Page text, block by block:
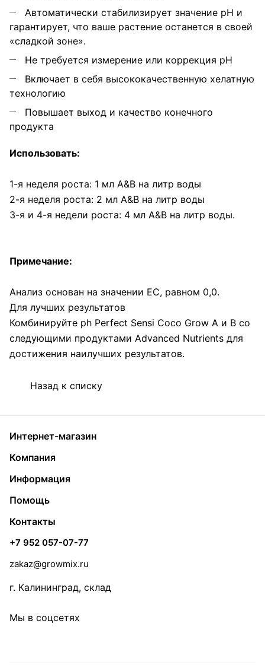
Автоматически стабилизирует значение pH и
гарантирует, что ваше растение останется в своей
«сладкой зоне».
Не требуется измерение или коррекция pH
Включает в себя высококачественную хелатную
технологию
Повышает выход и качество конечного
продукта
Использовать:
1-я неделя роста: 1 мл A&B на литр воды
2-я неделя роста: 2 мл A&B на литр воды
3-я и 4-я недели роста: 4 мл A&B на литр воды.
Примечание:
Анализ основан на значении EC, равном 0,0.
Для лучших результатов
Комбинируйте ph Perfect Sensi Coco Grow A и B со
следующими продуктами Advanced Nutrients для
достижения наилучших результатов.
Назад к списку
Интернет-магазин
Компания
Информация
Помощь
Контакты
+7 952 057-07-77
zakaz@growmix.ru
г. Калининград, склад
Мы в соцсетях